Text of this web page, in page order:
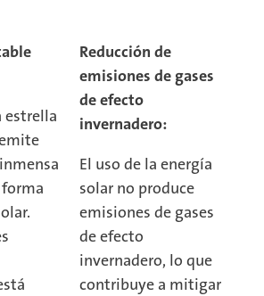
estrella
Reducción de
emisiones de gases
de efecto
invernadero:
El uso de la energía
solar no produce
emisiones de gases
de efecto
invernadero, lo que
contribuye a mitigar